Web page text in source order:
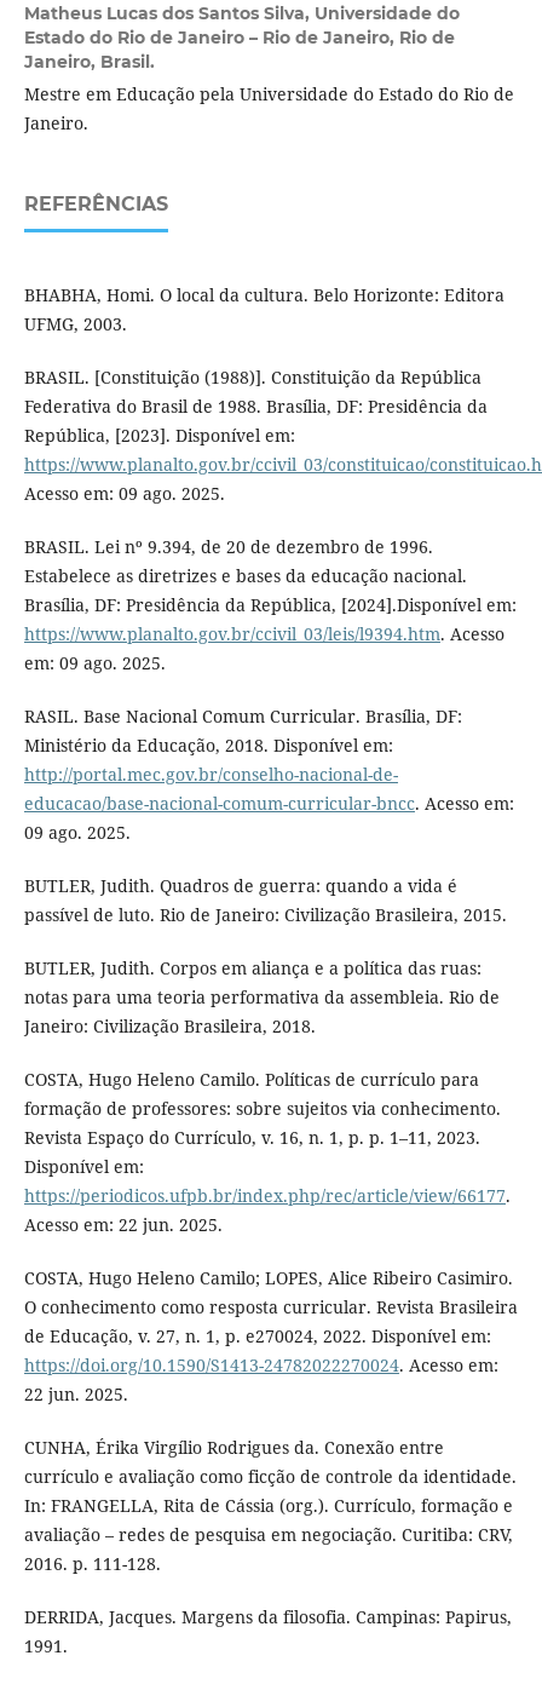
Matheus Lucas dos Santos Silva, Universidade do
Estado do Rio de Janeiro – Rio de Janeiro, Rio de
Janeiro, Brasil.
Mestre em Educação pela Universidade do Estado do Rio de
Janeiro.
REFERÊNCIAS
BHABHA, Homi. O local da cultura. Belo Horizonte: Editora
UFMG, 2003.
BRASIL. [Constituição (1988)]. Constituição da República
Federativa do Brasil de 1988. Brasília, DF: Presidência da
República, [2023]. Disponível em:
https://www.planalto.gov.br/ccivil_03/constituicao/
Acesso em: 09 ago. 2025.
BRASIL. Lei nº 9.394, de 20 de dezembro de 1996.
Estabelece as diretrizes e bases da educação nacional.
Brasília, DF: Presidência da República, [2024].Disponível em:
https://www.planalto.gov.br/ccivil_03/leis/l9394.htm. Acesso
em: 09 ago. 2025.
RASIL. Base Nacional Comum Curricular. Brasília, DF:
Ministério da Educação, 2018. Disponível em:
http://portal.mec.gov.br/conselho-nacional-de-
educacao/base-nacional-comum-curricular-bncc. Acesso em:
09 ago. 2025.
BUTLER, Judith. Quadros de guerra: quando a vida é
passível de luto. Rio de Janeiro: Civilização Brasileira, 2015.
BUTLER, Judith. Corpos em aliança e a política das ruas:
notas para uma teoria performativa da assembleia. Rio de
Janeiro: Civilização Brasileira, 2018.
COSTA, Hugo Heleno Camilo. Políticas de currículo para
formação de professores: sobre sujeitos via conhecimento.
Revista Espaço do Currículo, v. 16, n. 1, p. p. 1–11, 2023.
Disponível em:
https://periodicos.ufpb.br/index.php/rec/article/view/66177.
Acesso em: 22 jun. 2025.
COSTA, Hugo Heleno Camilo; LOPES, Alice Ribeiro Casimiro.
O conhecimento como resposta curricular. Revista Brasileira
de Educação, v. 27, n. 1, p. e270024, 2022. Disponível em:
https://doi.org/10.1590/S1413-24782022270024. Acesso em:
22 jun. 2025.
CUNHA, Érika Virgílio Rodrigues da. Conexão entre
currículo e avaliação como ficção de controle da identidade.
In: FRANGELLA, Rita de Cássia (org.). Currículo, formação e
avaliação – redes de pesquisa em negociação. Curitiba: CRV,
2016. p. 111-128.
DERRIDA, Jacques. Margens da filosofia. Campinas: Papirus,
1991.